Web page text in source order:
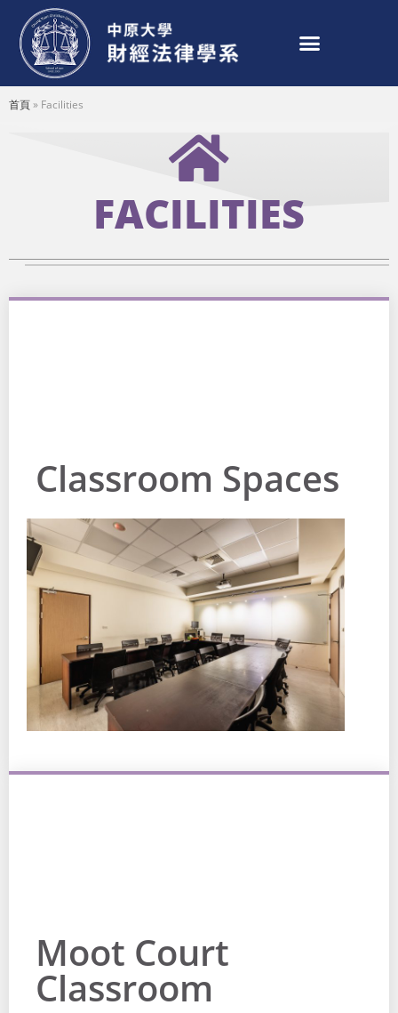
首頁» Facilities
FACILITIES
Classroom Spaces
Moot Court
Classroom